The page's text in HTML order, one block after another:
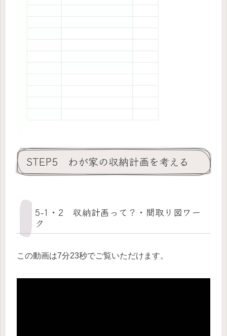
STEP5 わが家の収納計画を考える
5-1・2 収納計画って？・間取り図ワー
ク
この動画は7分23秒でご覧いただけます。